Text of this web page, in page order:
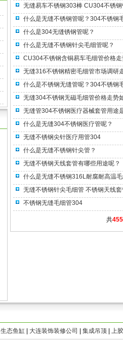
无缝易车不锈钢303棒 CU304不锈
什么是无缝不锈钢管呢？304不锈钢
什么是304无缝锈钢管呢？
什么是无缝不锈钢针尖毛细管呢？
CU304不锈钢含铜易车毛细管价格
无缝316不锈钢精密毛细管市场调研
什么是不锈钢无缝管呢？304不锈钢
无缝304不锈钢无磁毛细管价格走势
无缝管304不锈钢医疗器械套管用途
什么是无缝304不锈钢医疗管呢？
无缝不锈钢尖针医疗用管304
什么是无缝不锈钢针尖管？
无缝不锈钢天线套管有哪些用途呢？
什么是无缝不锈钢316L耐腐耐高温
无缝不锈钢针尖毛细管 不锈钢天线
不锈钢无缝毛细管304
共455
生态鱼缸| 大连装饰装修公司 集成吊顶| 上